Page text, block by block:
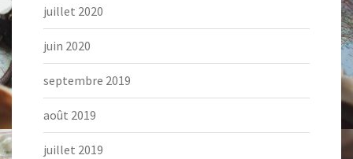
juillet 2020
juin 2020
septembre 2019
août 2019
juillet 2019